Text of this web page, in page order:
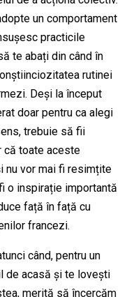
un comportament
practicile
te abați din când în
rutinei
Deși la început
doar pentru ca alegi
trebuie să fii
că toate aceste
nu vor mai fi resimțite
o inspirație importantă
față în față cu
francezi.
când, pentru un
de acasă și te lovești
merită să încercăm